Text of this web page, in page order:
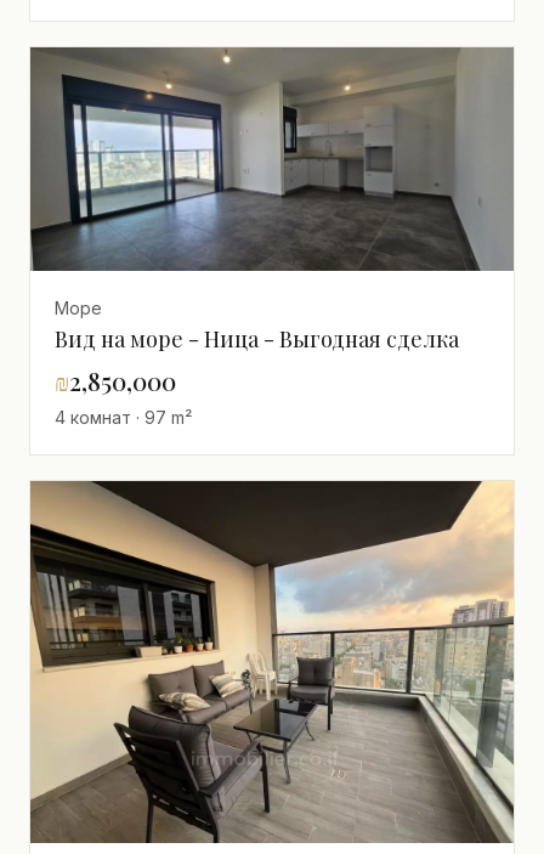
Море
Вид на море - Ница - Выгодная сделка
₪2,850,000
4 комнат · 97 m²